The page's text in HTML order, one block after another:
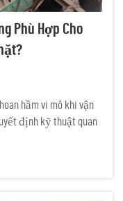
Phù Hợp Cho
hầm vi mô khi vận
định kỹ thuật quan
đào rãnh nào. Nếu
phải tình trạng mũi